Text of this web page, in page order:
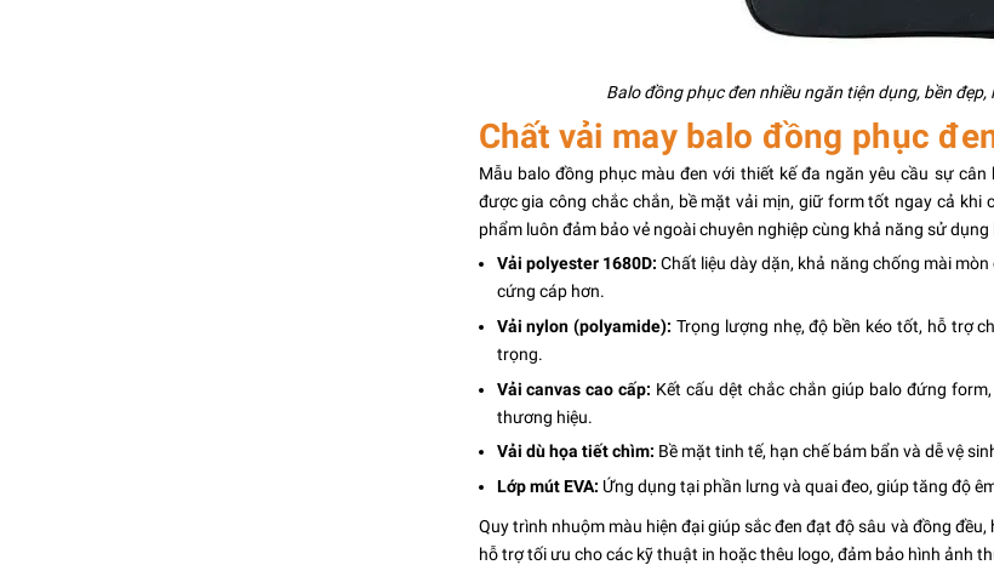
Balo đồng phục đen nhiều ngăn tiện dụng, bền
Chất vải may balo đồng phục
Mẫu balo đồng phục màu đen với thiết kế đa ngăn yêu cầu sự
được gia công chắc chắn, bề mặt vải mịn, giữ form tốt ngay cả
phẩm luôn đảm bảo vẻ ngoài chuyên nghiệp cùng khả năng sử
Vải polyester 1680D: Chất liệu dày dặn, khả năng chống mài
cứng cáp hơn.
Vải nylon (polyamide): Trọng lượng nhẹ, độ bền kéo tốt, hỗ trợ
trọng.
Vải canvas cao cấp: Kết cấu dệt chắc chắn giúp balo đứng
thương hiệu.
Vải dù họa tiết chìm: Bề mặt tinh tế, hạn chế bám bẩn và dễ vệ
Lớp mút EVA: Ứng dụng tại phần lưng và quai đeo, giúp tăng độ
Quy trình nhuộm màu hiện đại giúp sắc đen đạt độ sâu và đồng
hỗ trợ tối ưu cho các kỹ thuật in hoặc thêu logo, đảm bảo hình ảnh